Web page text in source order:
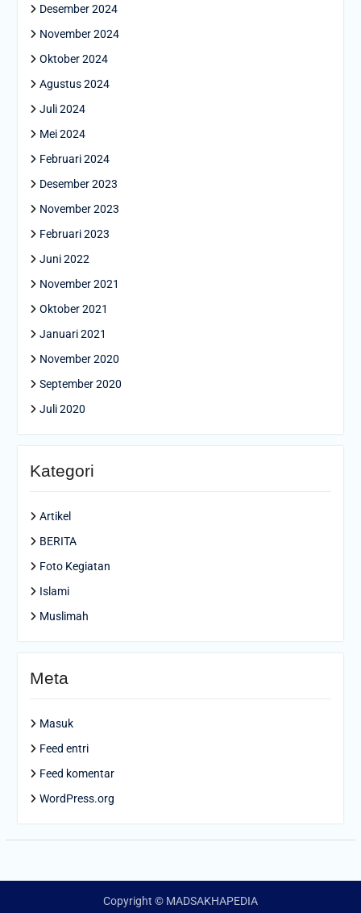
Desember 2024
November 2024
Oktober 2024
Agustus 2024
Juli 2024
Mei 2024
Februari 2024
Desember 2023
November 2023
Februari 2023
Juni 2022
November 2021
Oktober 2021
Januari 2021
November 2020
September 2020
Juli 2020
Kategori
Artikel
BERITA
Foto Kegiatan
Islami
Muslimah
Meta
Masuk
Feed entri
Feed komentar
WordPress.org
Copyright © MADSAKHAPEDIA